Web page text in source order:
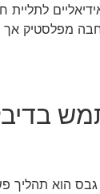
לתליית
מפלסטיק אך
גבס הוא תהליך